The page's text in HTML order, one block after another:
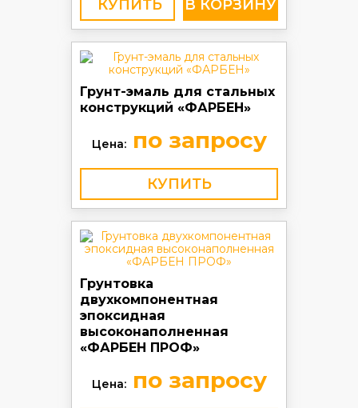
КУПИТЬ
Грунт-эмаль для стальных
конструкций «ФАРБЕН»
Цена:по запросу
КУПИТЬ
Грунтовка
двухкомпонентная
эпоксидная
высоконаполненная
«ФАРБЕН ПРОФ»
Цена:по запросу